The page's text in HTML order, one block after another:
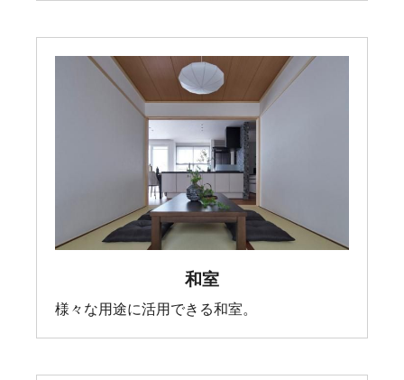
和室
様々な用途に活用できる和室。